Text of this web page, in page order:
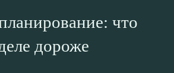
что
дороже